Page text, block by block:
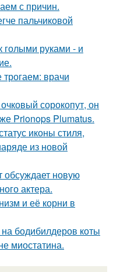
с причин.
пальчиковой
голыми руками - и
врачи
сорокопут, он
Prionops Plumatus.
иконы стиля,
из новой
обсуждает новую
актера.
и её корни в
бодибилдеров коты
миостатина.